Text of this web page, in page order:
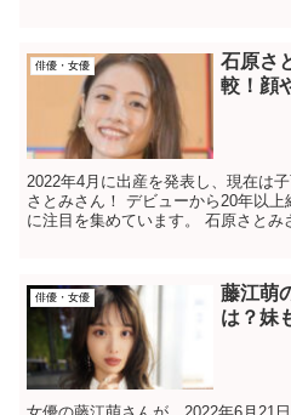
俳優・女優
石原さ
較！顔
2022年4月に出産を発表し、現在は
さとみさん！ デビューから20年以上
に注目を集めています。 石原さとみ
俳優・女優
藤江萌
は？妹